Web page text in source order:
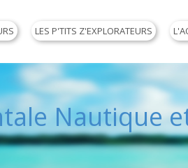
LES P'TITS Z'EXPLORATEURS